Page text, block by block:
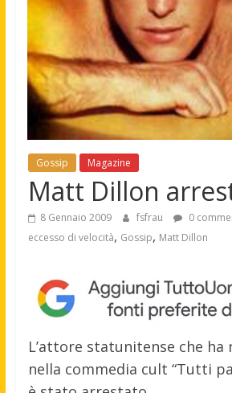
Gossip Magazine
Matt Dillon
8 Gennaio 2009 fsfrau 0
eccesso di velocità, Gossip, Matt Dillon
L’attore statunitense che ha
nella commedia cult “Tutti